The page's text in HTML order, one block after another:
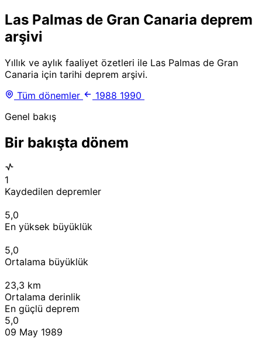
Las Palmas de Gran Canaria deprem
arşivi
Yıllık ve aylık faaliyet özetleri ile Las Palmas de Gran
Canaria için tarihi deprem arşivi.
Tüm dönemler
1988 1990
Genel bakış
Bir bakışta dönem
1
Kaydedilen depremler
5,0
En yüksek büyüklük
5,0
Ortalama büyüklük
23,3 km
Ortalama derinlik
En güçlü deprem
5,0
09 May 1989